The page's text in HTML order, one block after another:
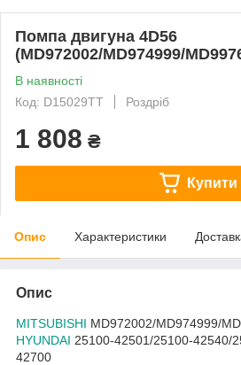
Помпа двигуна 4D56
(MD972002/MD974999/
В наявності
Код: D15029TT
Роздріб
1 808 ₴
Купити
Опис Характеристики
Опис
MITSUBISHI MD972002/MD974999/
HYUNDAI 25100-42501/25100-42540/
42700